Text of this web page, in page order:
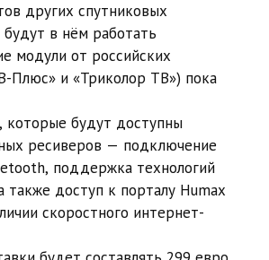
других спутниковых
в нём работать
модули от российских
Плюс» и «Триколор ТВ») пока
которые будут доступны
ресиверов — подключение
поддержка технологий
также доступ к порталу Humax
скоростного интернет-